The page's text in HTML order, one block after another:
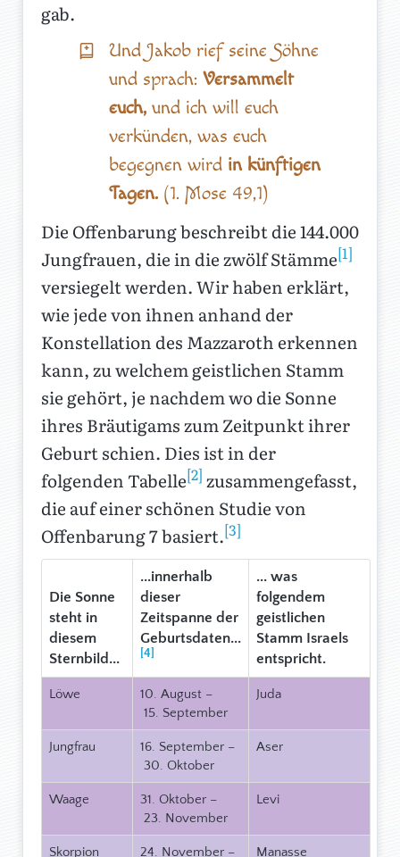
gab.
Und Jakob rief seine Söhne
und sprach: Versammelt
euch,und ich will euch
verkünden, was euch
begegnen wird in künftigen
Tagen.(1. Mose 49,1)
Die Offenbarung beschreibt die 144.000
Jungfrauen, die in die zwölf Stämme[1]
versiegelt werden. Wir haben erklärt,
wie jede von ihnen anhand der
Konstellation des Mazzaroth erkennen
kann, zu welchem geistlichen Stamm
sie gehört, je nachdem wo die Sonne
ihres Bräutigams zum Zeitpunkt ihrer
Geburt schien. Dies ist in der
folgenden Tabelle[2] zusammengefasst,
die auf einer schönen Studie von
Offenbarung 7 basiert.[3]
Die Sonne
steht in
diesem
Sternbild...
...innerhalb
dieser
Zeitspanne der
Geburtsdaten...
[4]
... was
folgendem
geistlichen
Stamm Israels
entspricht.
Löwe
10. August –
15. September
Juda
Jungfrau
16. September –
30. Oktober
Aser
Waage
31. Oktober –
23. November
Levi
Skorpion 24. November – Manasse